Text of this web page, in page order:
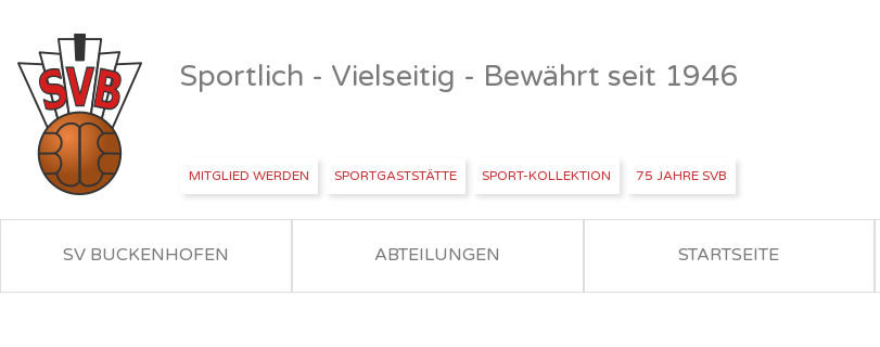
Sportlich - Vielseitig - Bewährt seit 1946
MITGLIED WERDEN SPORTGASTSTÄTTE SPORT-KOLLEKTION 75 JAHRE SVB
SV BUCKENHOFEN ABTEILUNGEN STARTSEITE